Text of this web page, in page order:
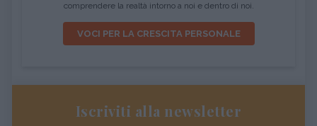
comprendere la realtà intorno a noi e dentro di noi.
VOCI PER LA CRESCITA PERSONALE
Iscriviti alla newsletter